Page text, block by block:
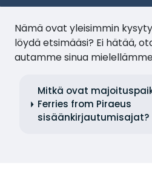
Nämä ovat yleisimmin
löydä etsimääsi? Ei hätää,
autamme sinua
Mitkä ovat
Ferries from Piraeus
sisäänkirjautumisajat?